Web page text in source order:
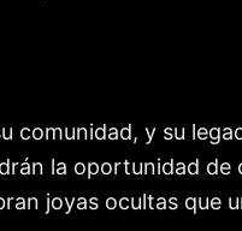
comunidad, y su
la oportunidad
joyas ocultas que